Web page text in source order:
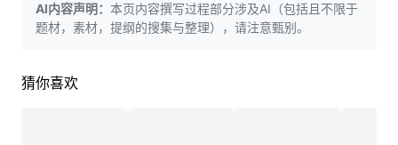
AI内容声明： 本页内容撰写过程部分涉及AI（包括且不限于
题材，素材，提纲的搜集与整理），请注意甄别。
猜你喜欢